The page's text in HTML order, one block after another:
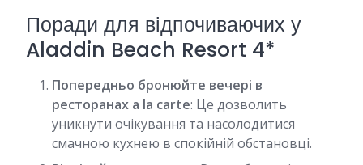
Поради для відпочиваючих у
Aladdin Beach Resort 4*
Попередньо бронюйте вечері в
ресторанах a la carte: Це дозволить
уникнути очікування та насолодитися
смачною кухнею в спокійній обстановці.